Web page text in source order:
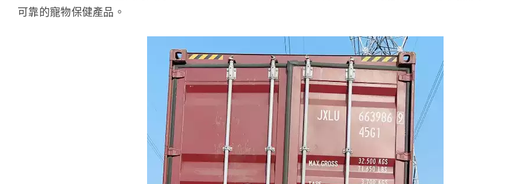
可靠的寵物保健產品。